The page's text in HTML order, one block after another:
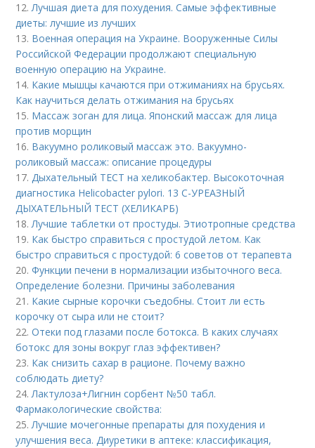
12.Лучшая диета для похудения. Самые эффективные
диеты: лучшие из лучших
13. Военная операция на Украине. Вооруженные Силы
Российской Федерации продолжают специальную
военную операцию на Украине.
14. Какие мышцы качаются при отжиманиях на брусьях.
Как научиться делать отжимания на брусьях
15. Массаж зоган для лица. Японский массаж для лица
против морщин
16. Вакуумно роликовый массаж это. Вакуумно-
роликовый массаж: описание процедуры
17.Дыхательный ТЕСТ на хеликобактер. Высокоточная
диагностика Helicobacter pylori. 13 C-УРЕАЗНЫЙ
ДЫХАТЕЛЬНЫЙ ТЕСТ (ХЕЛИКАРБ)
18.Лучшие таблетки от простуды. Этиотропные средства
19. Как быстро справиться с простудой летом. Как
быстро справиться с простудой: 6 советов от терапевта
20.Функции печени в нормализации избыточного веса.
Определение болезни. Причины заболевания
21. Какие сырные корочки съедобны. Стоит ли есть
корочку от сыра или не стоит?
22.Отеки под глазами после ботокса. В каких случаях
ботокс для зоны вокруг глаз эффективен?
23. Как снизить сахар в рационе. Почему важно
соблюдать диету?
24.Лактулоза+Лигнин сорбент №50 табл.
Фармакологические свойства:
25.Лучшие мочегонные препараты для похудения и
улучшения веса. Диуретики в аптеке: классификация,